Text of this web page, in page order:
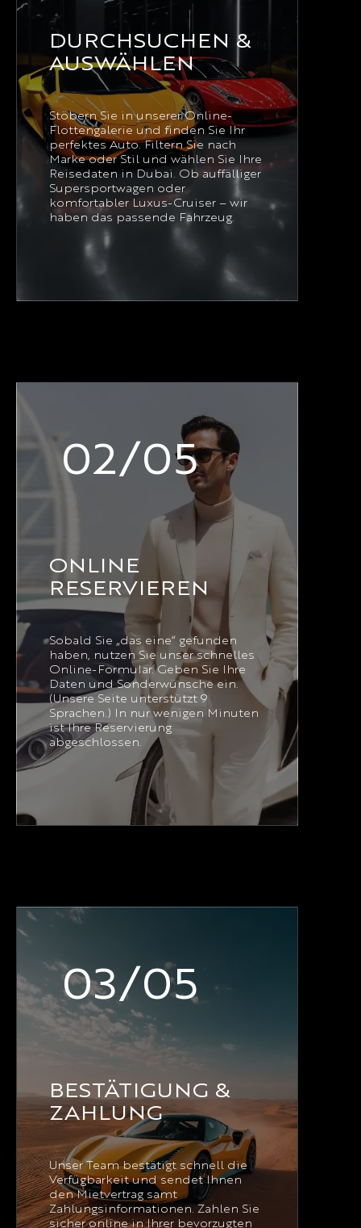
DURCHSUCHEN &
AUSWÄHLEN
Stöbern Sie in unserer Online-
Flottengalerie und finden Sie Ihr
perfektes Auto. Filtern Sie nach
Marke oder Stil und wählen Sie Ihre
Reisedaten in Dubai. Ob auffälliger
Supersportwagen oder
komfortabler Luxus-Cruiser – wir
haben das passende Fahrzeug.
02/05
ONLINE
RESERVIEREN
Sobald Sie „das eine“ gefunden
haben, nutzen Sie unser schnelles
Online-Formular. Geben Sie Ihre
Daten und Sonderwünsche ein.
(Unsere Seite unterstützt 9
Sprachen.) In nur wenigen Minuten
ist Ihre Reservierung
abgeschlossen.
03/05
BESTÄTIGUNG &
ZAHLUNG
Unser Team bestätigt schnell die
Verfügbarkeit und sendet Ihnen
den Mietvertrag samt
Zahlungsinformationen. Zahlen Sie
sicher online in Ihrer bevorzugten